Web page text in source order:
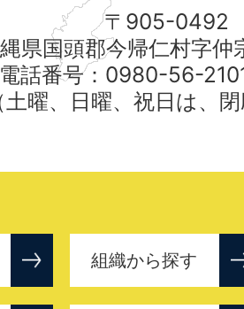
〒905-0492
県国頭郡今帰仁村字仲
電話番号：0980-56-
土曜、日曜、祝日は、
組織から探す